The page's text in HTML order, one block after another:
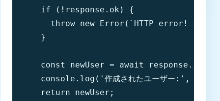
    if (!response.ok) {
throw new Error(`HTTP error!
    }
const newUser = await
console.log('作成されたユーザー:',
    return newUser;